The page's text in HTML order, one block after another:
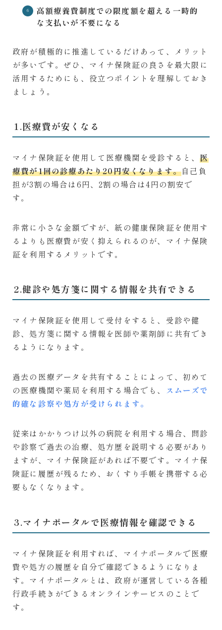
高額療養費制度での限度額を超える一時的
な支払いが不要になる
政府が積極的に推進しているだけあって、メリット
が多いです。ぜひ、マイナ保険証の良さを最大限に
活用するためにも、役立つポイントを理解しておき
ましょう。
1.医療費が安くなる
マイナ保険証を使用して医療機関を受診すると、医
療費が1回の診療あたり20円安くなります。自己負
担が3割の場合は6円、2割の場合は4円の割安で
す。
非常に小さな金額ですが、紙の健康保険証を使用す
るよりも医療費が安く抑えられるのが、マイナ保険
証を利用するメリットです。
2.健診や処方箋に関する情報を共有できる
マイナ保険証を使用して受付をすると、受診や健
診、処方箋に関する情報を医師や薬剤師に共有でき
るようになります。
過去の医療データを共有することによって、初めて
の医療機関や薬局を利用する場合でも、
スムーズで
的確な診察や処方が受けられます。
従来はかかりつけ以外の病院を利用する場合、問診
や診察で過去の治療、処方歴を説明する必要があり
ますが、マイナ保険証があれば不要です。マイナ保
険証に履歴が残るため、おくすり手帳を携帯する必
要もなくなります。
3.マイナポータルで医療情報を確認できる
マイナ保険証を利用すれば、マイナポータルで医療
費や処方の履歴を自分で確認できるようになりま
す。マイナポータルとは、政府が運営している各種
行政手続きができるオンラインサービスのことで
す。